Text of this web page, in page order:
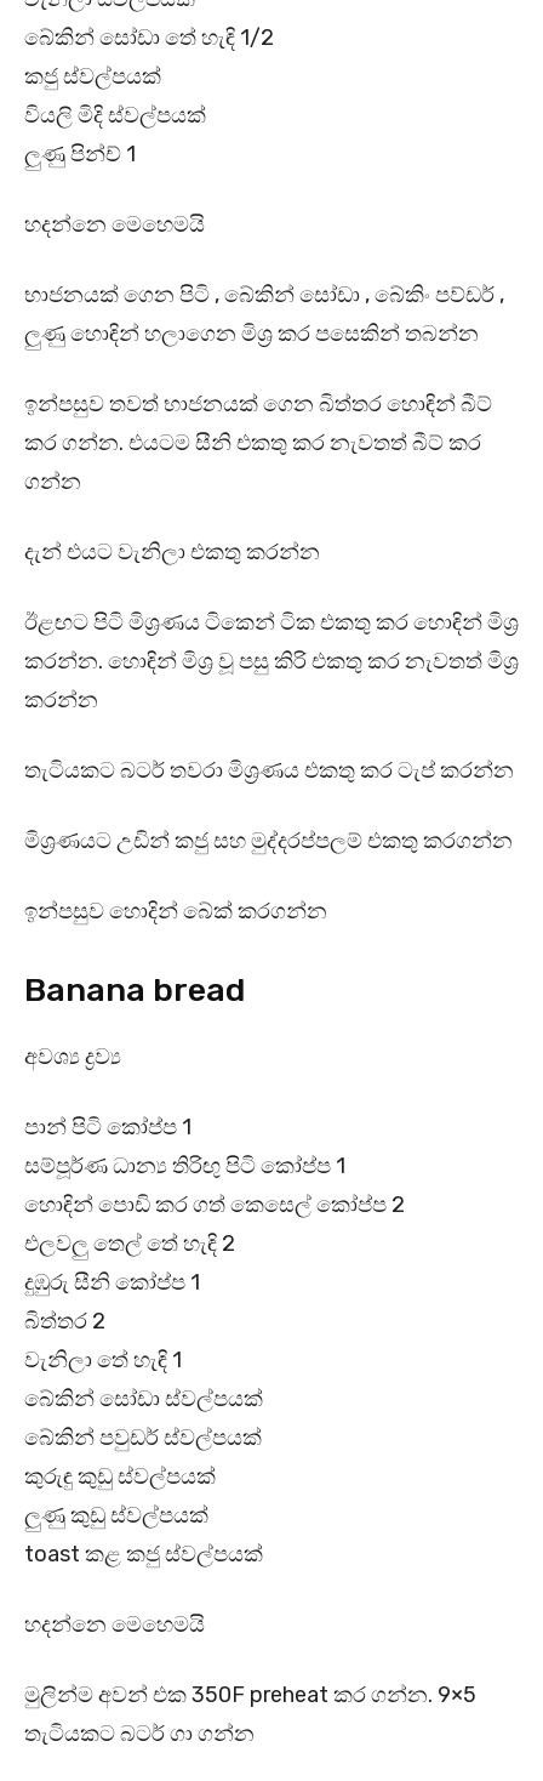
බේකින් සෝඩා තේ හැඳි 1/2
කජු ස්වල්පයක්
වියලි මිදි ස්වල්පයක්
ලුණු පින්ච් 1
හදන්නෙ මෙහෙමයි
භාජනයක් ගෙන පිටි , බේකින් සෝඩා , බේකිං පව්ඩර් ,
ලුණු හොඳින් හලාගෙන මිශ්‍ර කර පසෙකින් තබන්න
ඉන්පසුව තවත් භාජනයක් ගෙන බිත්තර හොඳින් බීට්
කර ගන්න. එයටම සීනි එකතු කර නැවතත් බීට් කර
ගන්න
දැන් එයට වැනිලා එකතු කරන්න
ඊළඟට පිටි මිශ්‍රණය ටිකෙන් ටික එකතු කර හොඳින් මිශ්‍ර
කරන්න. හොඳින් මිශ්‍ර වූ පසු කිරි එකතු කර නැවතත් මිශ්‍ර
කරන්න
තැටියකට බටර් තවරා මිශ්‍රණය එකතු කර ටැප් කරන්න
මිශ්‍රණයට උඩින් කජු සහ මුද්දරප්පලම් එකතු කරගන්න
ඉන්පසුව හොදින් බේක් කරගන්න
Banana bread
අවශ්‍ය ද්‍රව්‍ය
පාන් පිටි කෝප්ප 1
සම්පූර්ණ ධාන්‍ය තිරිඟු පිටි කෝප්ප 1
හොඳින් පොඩි කර ගත් කෙසෙල් කෝප්ප 2
එලවලු තෙල් තේ හැඳි 2
දුඹුරු සීනි කෝප්ප 1
බිත්තර 2
වැනිලා තේ හැඳි 1
බේකින් සෝඩා ස්වල්පයක්
බේකින් පවුඩර් ස්වල්පයක්
කුරුඳු කුඩු ස්වල්පයක්
ලුණු කුඩු ස්වල්පයක්
toast කළ කජු ස්වල්පයක්
හදන්නෙ මෙහෙමයි
මුලින්ම අවන් එක 350F preheat කර ගන්න. 9×5
තැටියකට බටර් ගා ගන්න